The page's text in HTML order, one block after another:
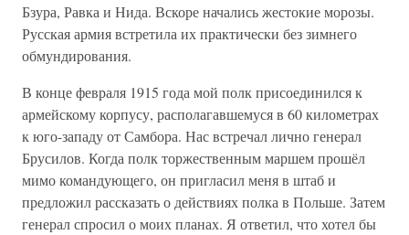
Бзура, Равка и Нида. Вскоре начались жестокие морозы.
Русская армия встретила их практически без зимнего
обмундирования.
В конце февраля 1915 года мой полк присоединился к
армейскому корпусу, располагавшемуся в 60 километрах
к юго-западу от Самбора. Нас встречал лично генерал
Брусилов. Когда полк торжественным маршем прошёл
мимо командующего, он пригласил меня в штаб и
предложил рассказать о действиях полка в Польше. Затем
генерал спросил о моих планах. Я ответил, что хотел бы